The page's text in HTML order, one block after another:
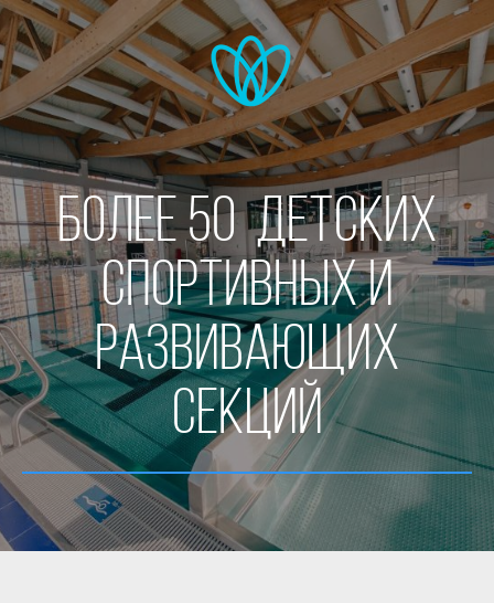
БОЛЕЕ 50 детских
СПОРТИВНЫХ И
РАЗВИВАЮЩИХ
СЕКЦИЙ